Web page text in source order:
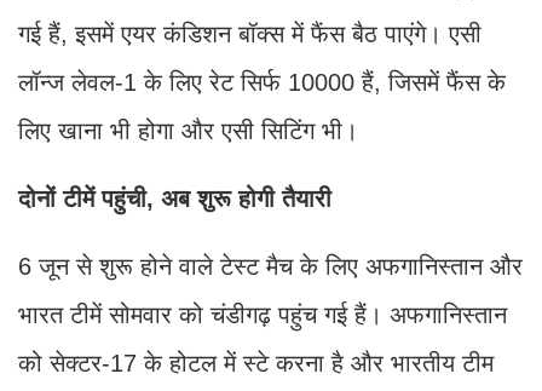
गई हैं, इसमें एयर कंडिशन बॉक्स में फैंस बैठ पाएंगे। एसी
लॉन्ज लेवल-1 के लिए रेट सिर्फ 10000 हैं, जिसमें फैंस के
लिए खाना भी होगा और एसी सिटिंग भी।
दोनों टीमें पहुंची, अब शुरू होगी तैयारी
6 जून से शुरू होने वाले टेस्ट मैच के लिए अफगानिस्तान और
भारत टीमें सोमवार को चंडीगढ़ पहुंच गई हैं। अफगानिस्तान
को सेक्टर-17 के होटल में स्टे करना है और भारतीय टीम